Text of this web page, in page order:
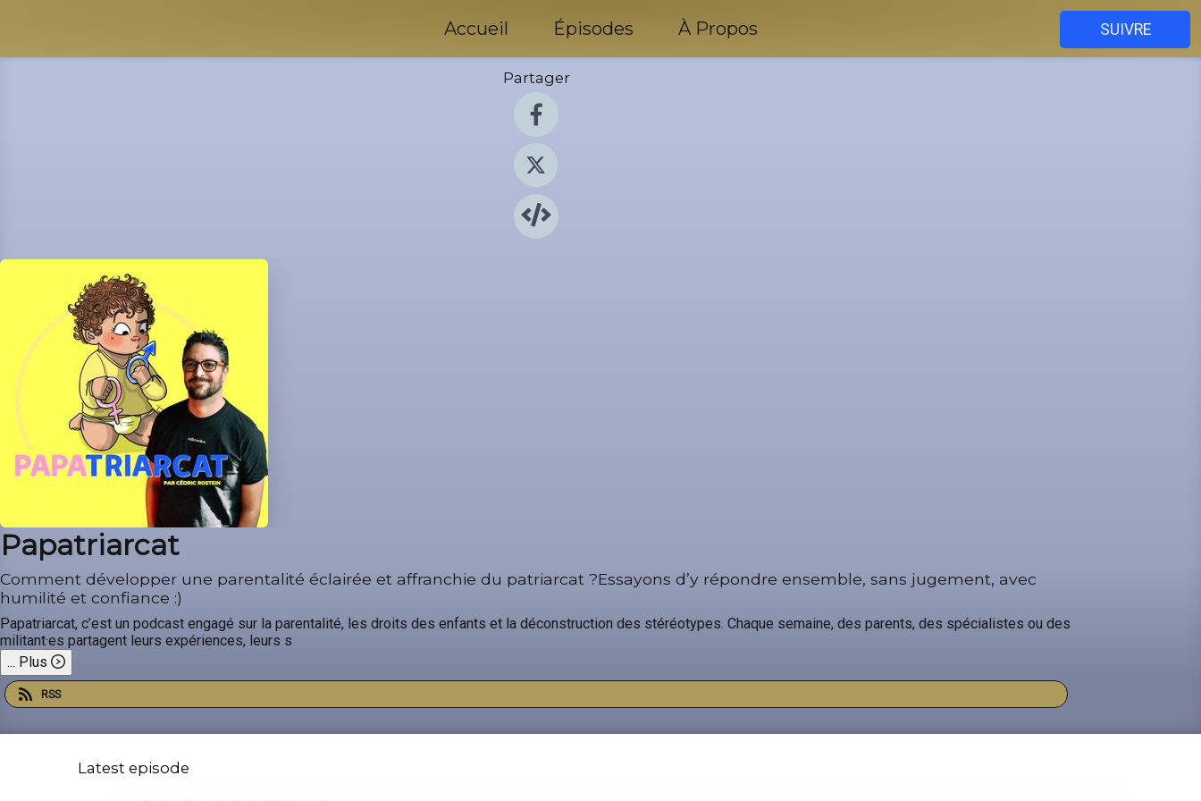
Accueil Épisodes À Propos SUIVRE
Partager
Papatriarcat
Comment développer une parentalité éclairée et affranchie du patriarcat ?Essayons d’y répondre ensemble, sans jugement, avec
humilité et confiance :)
Papatriarcat, c’est un podcast engagé sur la parentalité, les droits des enfants et la déconstruction des stéréotypes. Chaque semaine, des parents, des spécialistes ou des
militant·es partagent leurs expériences, leurs s
... Plus
RSS
Latest episode